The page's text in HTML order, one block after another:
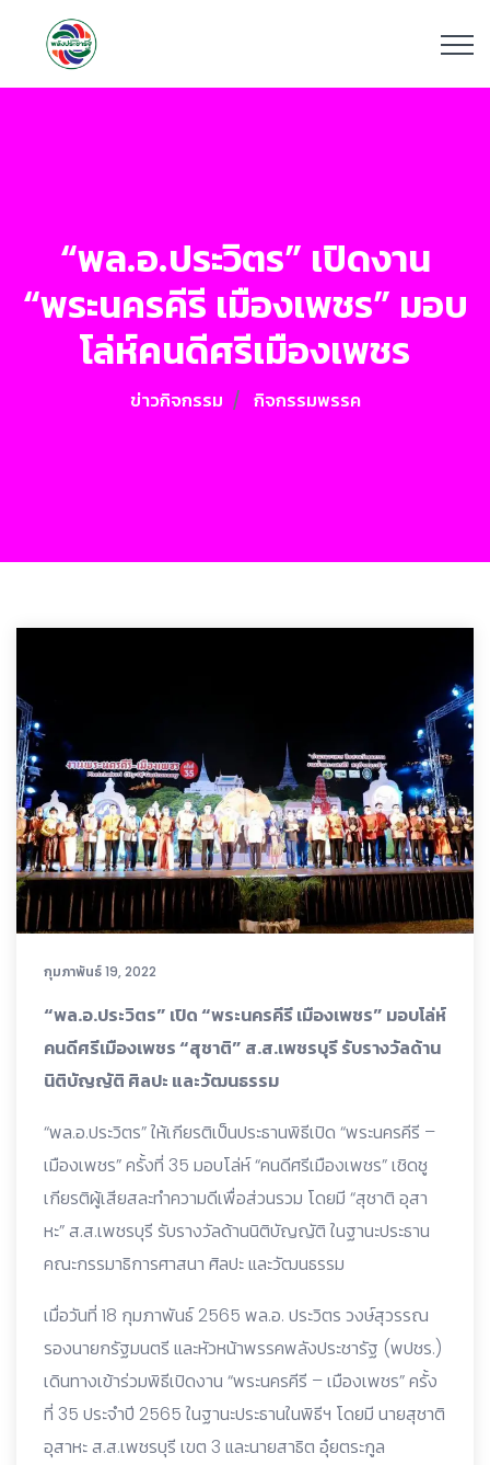
“พล.อ.ประวิตร” เปิดงาน
“พระนครคีรี เมืองเพชร” มอบ
โล่ห์คนดีศรีเมืองเพชร
ข่าวกิจกรรม กิจกรรมพรรค
กุมภาพันธ์ 19, 2022
“พล.อ.ประวิตร” เปิด “พระนครคีรี เมืองเพชร” มอบโล่ห์
คนดีศรีเมืองเพชร “สุชาติ” ส.ส.เพชรบุรี รับรางวัลด้าน
นิติบัญญัติ ศิลปะ และวัฒนธรรม
“พล.อ.ประวิตร” ให้เกียรติเป็นประธานพิธีเปิด “พระนครคีรี –
เมืองเพชร” ครั้งที่ 35 มอบโล่ห์ “คนดีศรีเมืองเพชร” เชิดชู
เกียรติผู้เสียสละทำความดีเพื่อส่วนรวม โดยมี “สุชาติ อุสา
หะ” ส.ส.เพชรบุรี รับรางวัลด้านนิติบัญญัติ ในฐานะประธาน
คณะกรรมาธิการศาสนา ศิลปะ และวัฒนธรรม
เมื่อวันที่ 18 กุมภาพันธ์ 2565 พล.อ. ประวิตร วงษ์สุวรรณ
รองนายกรัฐมนตรี และหัวหน้าพรรคพลังประชารัฐ (พปชร.)
เดินทางเข้าร่วมพิธีเปิดงาน “พระนครคีรี – เมืองเพชร” ครั้ง
ที่ 35 ประจำปี 2565 ในฐานะประธานในพิธีฯ โดยมี นายสุชาติ
อุสาหะ ส.ส.เพชรบุรี เขต 3 และนายสาธิต อุ๋ยตระกูล